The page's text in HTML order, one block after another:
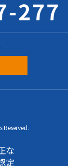
Reserved.
な
定